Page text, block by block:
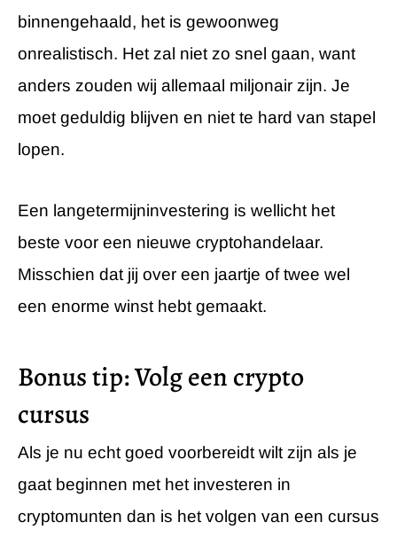
binnengehaald, het is gewoonweg
onrealistisch. Het zal niet zo snel gaan, want
anders zouden wij allemaal miljonair zijn. Je
moet geduldig blijven en niet te hard van stapel
lopen.
Een langetermijninvestering is wellicht het
beste voor een nieuwe cryptohandelaar.
Misschien dat jij over een jaartje of twee wel
een enorme winst hebt gemaakt.
Bonus tip: Volg een crypto
cursus
Als je nu echt goed voorbereidt wilt zijn als je
gaat beginnen met het investeren in
cryptomunten dan is het volgen van een cursus